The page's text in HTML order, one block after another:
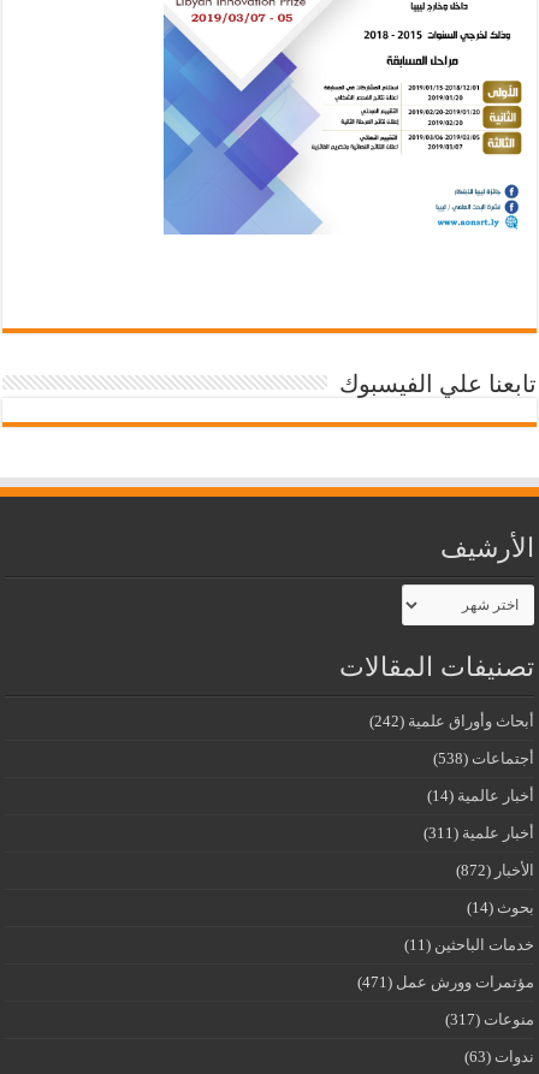
تابعنا علي الفيسبوك
الأرشيف
الأرشيف
تصنيفات المقالات
أبحاث وأوراق علمية (242)
أجتماعات (538)
أخبار عالمية (14)
أخبار علمية (311)
الأخبار (872)
بحوث (14)
خدمات الباحثين (11)
مؤتمرات وورش عمل (471)
منوعات (317)
ندوات (63)